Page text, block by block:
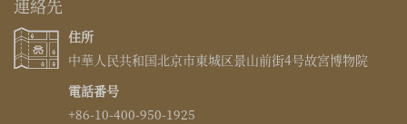
連絡先
住所
中華人民共和国北京市東城区景山前街4号故宮博物院
電話番号
+86-10-400-950-1925